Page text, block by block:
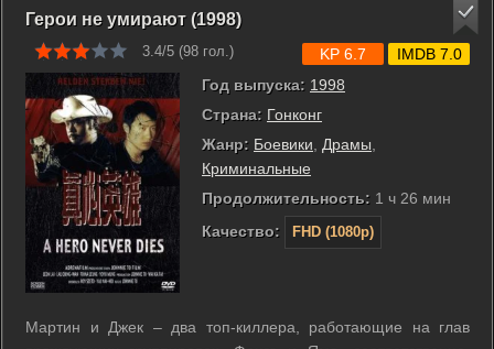
Герои не умирают (1998)
3.4/5 (98 гол.)
Год выпуска: 1998
Страна: Гонконг
Жанр: Боевики, Драмы,
Криминальные
Продолжительность: 1 ч 26 мин
Качество:
FHD (1080p)
KP 6.7 IMDB 7.0
Мартин и Джек – два топ-киллера, работающие на глав